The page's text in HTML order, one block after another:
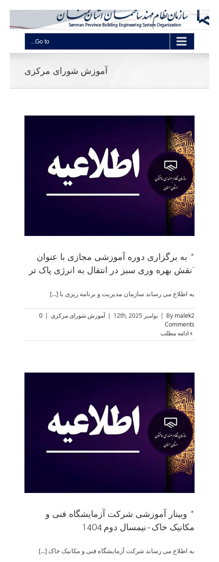
Go to...
آموزش شورای مرکزی
* به برگزاری دوره آموزشی مجازی با عنوان
“نقش بهره وری سبز در انتقال به انرژی پاک تر
به اطلاع می رساند سازمان مدیریت و برنامه ریزی با [...]
By malek2
| نوامبر 12th, 2025 | آموزش شورای مرکزی |
0
Comments
ادامه مطلب
* وبینار آموزشی شرکت آزمایشگاه فنی و
مکانیک خاک-نیمسال دوم 1404
به اطلاع می رساند شرکت آزمایشگاه فنی و مکانیک خاک [...]